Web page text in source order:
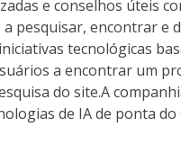
e conselhos úteis
a pesquisar, encontrar e
tecnológicas
a encontrar um
do site.A
de IA de ponta